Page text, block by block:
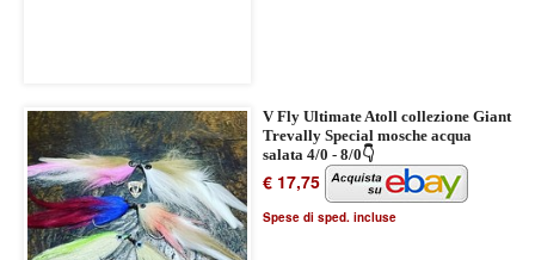
V Fly Ultimate Atoll collezione Giant
Trevally Special mosche acqua
salata 4/0 - 8/0👇
€ 17,75
Spese di sped. incluse